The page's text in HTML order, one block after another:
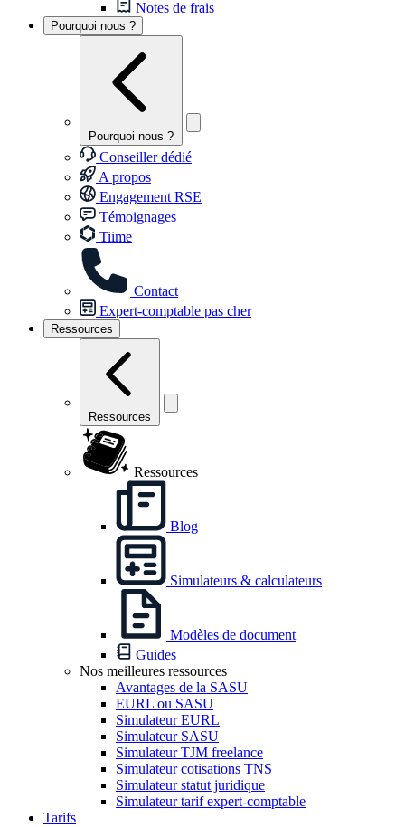
Notes de frais
Pourquoi nous ?
Pourquoi nous ?
Conseiller dédié
A propos
Engagement RSE
Témoignages
Tiime
Contact
Expert-comptable pas cher
Ressources
Ressources
Ressources
Blog
Simulateurs & calculateurs
Modèles de document
Guides
Nos meilleures ressources
Avantages de la SASU
EURL ou SASU
Simulateur EURL
Simulateur SASU
Simulateur TJM freelance
Simulateur cotisations TNS
Simulateur statut juridique
Simulateur tarif expert-comptable
Tarifs